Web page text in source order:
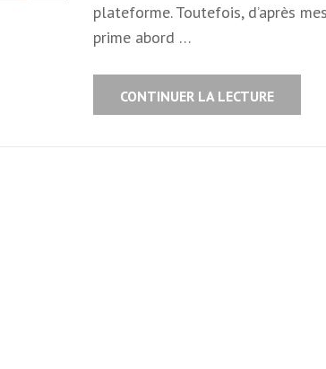
plateforme. Toutefois, d’après
prime abord …
CONTINUER LA LECTURE